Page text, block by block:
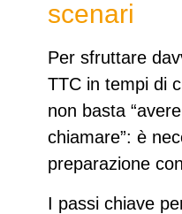
scenari
Per sfruttare
TTC in tempi di
non basta
chiamare”: è
preparazione
I passi chiave